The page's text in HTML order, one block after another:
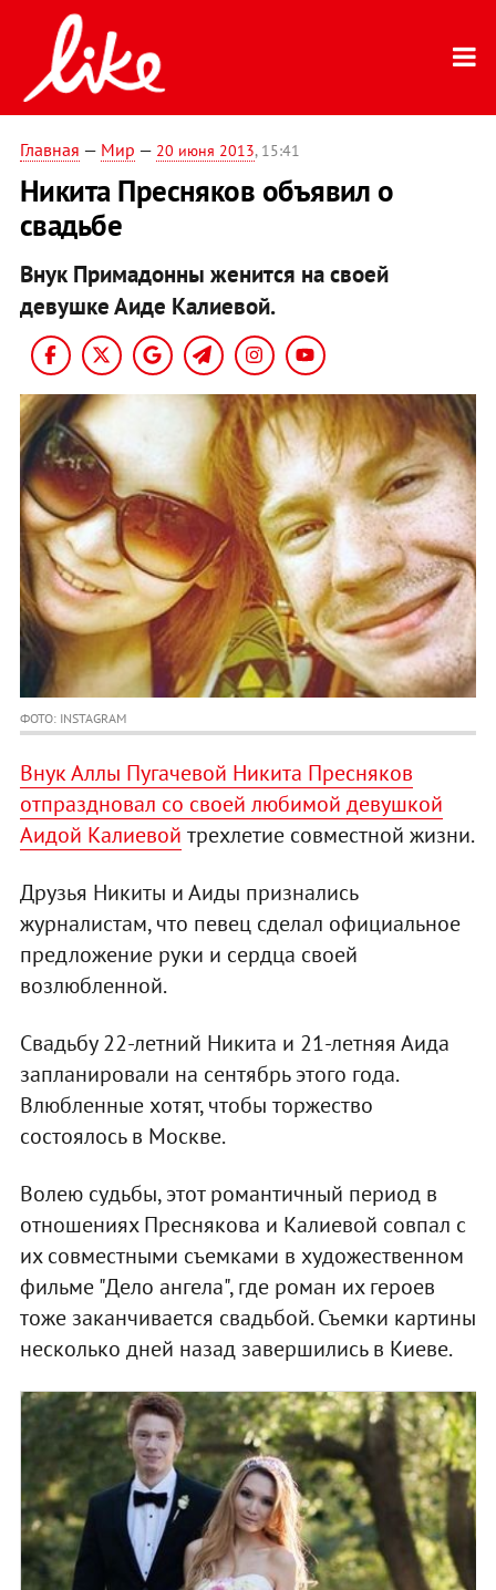
Главная — Мир — 20 июня 2013, 15:41
Никита Пресняков объявил о
свадьбе
Внук Примадонны женится на своей
девушке Аиде Калиевой.
ФОТО: INSTAGRAM
Внук Аллы Пугачевой Никита Пресняков
отпраздновал со своей любимой девушкой
Аидой Калиевой трехлетие совместной жизни.
Друзья Никиты и Аиды признались
журналистам, что певец сделал официальное
предложение руки и сердца своей
возлюбленной.
Свадьбу 22-летний Никита и 21-летняя Аида
запланировали на сентябрь этого года.
Влюбленные хотят, чтобы торжество
состоялось в Москве.
Волею судьбы, этот романтичный период в
отношениях Преснякова и Калиевой совпал с
их совместными съемками в художественном
фильме "Дело ангела", где роман их героев
тоже заканчивается свадьбой. Съемки картины
несколько дней назад завершились в Киеве.